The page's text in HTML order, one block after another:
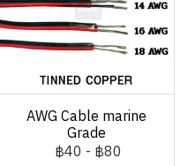
AWG Cable marine
Grade
฿40 - ฿80